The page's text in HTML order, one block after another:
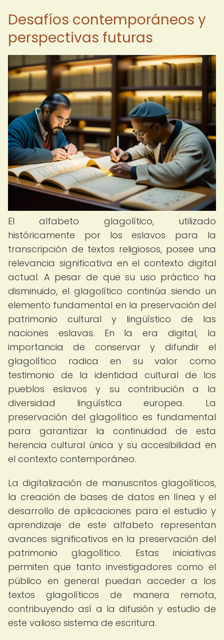
Desafíos contemporáneos y
perspectivas futuras
El alfabeto glagolítico, utilizado
históricamente por los eslavos para la
transcripción de textos religiosos, posee una
relevancia significativa en el contexto digital
actual. A pesar de que su uso práctico ha
disminuido, el glagolítico continúa siendo un
elemento fundamental en la preservación del
patrimonio cultural y lingüístico de las
naciones eslavas. En la era digital, la
importancia de conservar y difundir el
glagolítico radica en su valor como
testimonio de la identidad cultural de los
pueblos eslavos y su contribución a la
diversidad lingüística europea. La
preservación del glagolítico es fundamental
para garantizar la continuidad de esta
herencia cultural única y su accesibilidad en
el contexto contemporáneo.
La digitalización de manuscritos glagolíticos,
la creación de bases de datos en línea y el
desarrollo de aplicaciones para el estudio y
aprendizaje de este alfabeto representan
avances significativos en la preservación del
patrimonio glagolítico. Estas iniciativas
permiten que tanto investigadores como el
público en general puedan acceder a los
textos glagolíticos de manera remota,
contribuyendo así a la difusión y estudio de
este valioso sistema de escritura.